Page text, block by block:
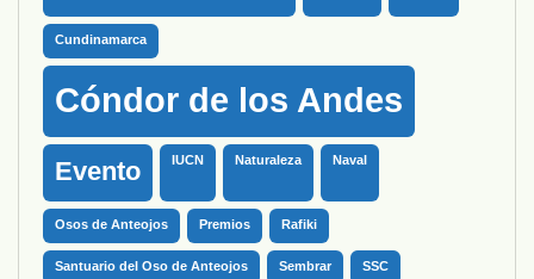
Cundinamarca
Cóndor de los Andes
Evento IUCN Naturaleza Naval
Osos de Anteojos Premios Rafiki
Santuario del Oso de Anteojos Sembrar SSC